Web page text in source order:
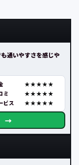
通いやすさを感じや
ミ
ビス
→